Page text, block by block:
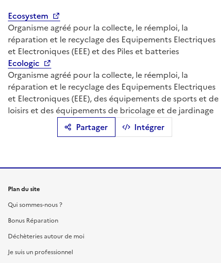
Partager Intégrer
Ecosystem
Organisme agréé pour la collecte, le réemploi, la
réparation et le recyclage des Equipements Electriques
et Electroniques (EEE) et des Piles et batteries
Ecologic
Organisme agréé pour la collecte, le réemploi, la
réparation et le recyclage des Equipements Electriques
et Electroniques (EEE), des équipements de sports et de
loisirs et des équipements de bricolage et de jardinage
Plan du site
Qui sommes-nous ?
Bonus Réparation
Déchèteries autour de moi
Je suis un professionnel